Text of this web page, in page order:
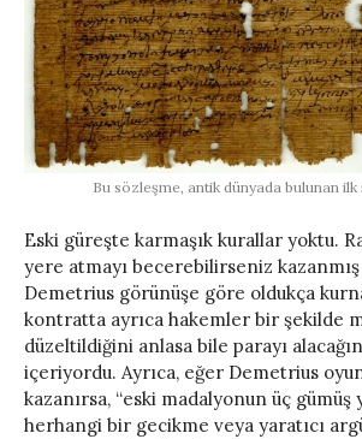
Bu sözleşme, antik dünyada bulunan ilk
Eski güreşte karmaşık kurallar yoktu.
yere atmayı becerebilirseniz kazanmış
Demetrius görünüşe göre oldukça
kontratta ayrıca hakemler bir şekilde
düzeltildiğini anlasa bile parayı
içeriyordu. Ayrıca, eğer Demetrius
kazanırsa, “eski madalyonun üç
herhangi bir gecikme veya yaratıcı